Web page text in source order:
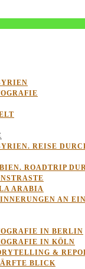
REISE
ROADTRIP
ARABIA
AN
IN BERLIN
IN KÖLN
&
BLICK